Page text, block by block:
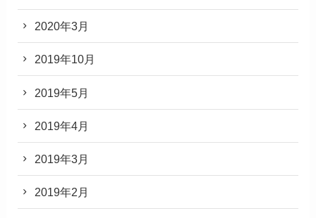
2020年3月
2019年10月
2019年5月
2019年4月
2019年3月
2019年2月